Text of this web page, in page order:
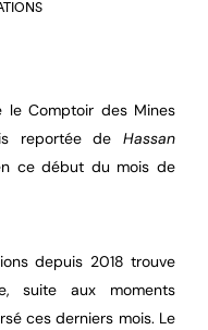
le Comptoir des Mines
reportée de Hassan
ce début du mois de
depuis 2018 trouve
suite aux moments
ces derniers mois. Le